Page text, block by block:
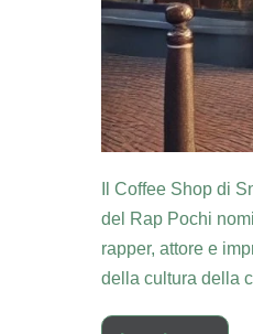
Il Coffee Shop di
del Rap Pochi
rapper, attore e
della cultura della